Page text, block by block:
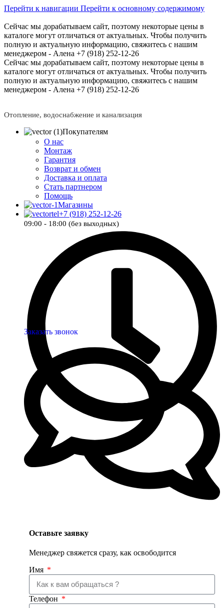
Перейти к навигации Перейти к основному содержимому
Сейчас мы дорабатываем сайт, поэтому некоторые цены в
каталоге могут отличаться от актуальных. Чтобы получить
полную и актуальную информацию, свяжитесь с нашим
менеджером - Алена +7 (918) 252-12-26
Сейчас мы дорабатываем сайт, поэтому некоторые цены в
каталоге могут отличаться от актуальных. Чтобы получить
полную и актуальную информацию, свяжитесь с нашим
менеджером - Алена +7 (918) 252-12-26
Отопление, водоснабжение и канализация
Покупателям
О нас
Монтаж
Гарантия
Возврат и обмен
Доставка и оплата
Стать партнером
Помощь
Магазины
+7 (918) 252-12-26
09:00 - 18:00 (без выходных)
Заказать звонок
Оставьте заявку
Менеджер свяжется сразу, как освободится
Имя
Телефон